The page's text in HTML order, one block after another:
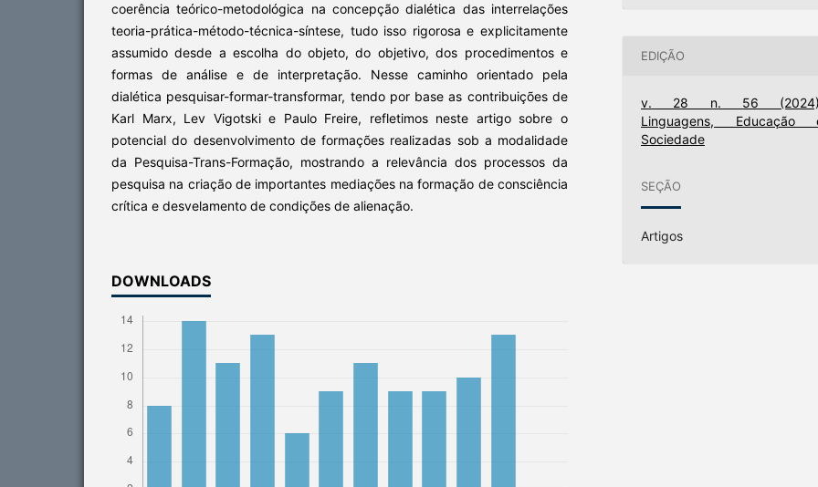
coerência teórico-metodológica na concepção dialética das interrelações
teoria-prática-método-técnica-síntese, tudo isso rigorosa e explicitamente
assumido desde a escolha do objeto, do objetivo, dos procedimentos e
formas de análise e de interpretação. Nesse caminho orientado pela
dialética pesquisar-formar-transformar, tendo por base as contribuições de
Karl Marx, Lev Vigotski e Paulo Freire, refletimos neste artigo sobre o
potencial do desenvolvimento de formações realizadas sob a modalidade
da Pesquisa-Trans-Formação, mostrando a relevância dos processos da
pesquisa na criação de importantes mediações na formação de consciência
crítica e desvelamento de condições de alienação.
DOWNLOADS
EDIÇÃO
v. 28 n. 56
Linguagens, Educação
Sociedade
SEÇÃO
Artigos